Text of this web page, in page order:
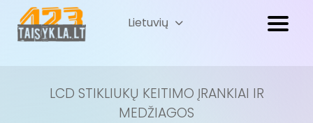
Lietuvių
LCD STIKLIUKŲ KEITIMO ĮRANKIAI IR
MEDŽIAGOS